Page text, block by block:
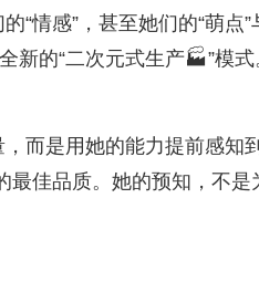
“情感”，甚至她们的“萌点”
的“二次元式生产🏭”模式
而是用她的能力提前感知
最佳品质。她的预知，不是